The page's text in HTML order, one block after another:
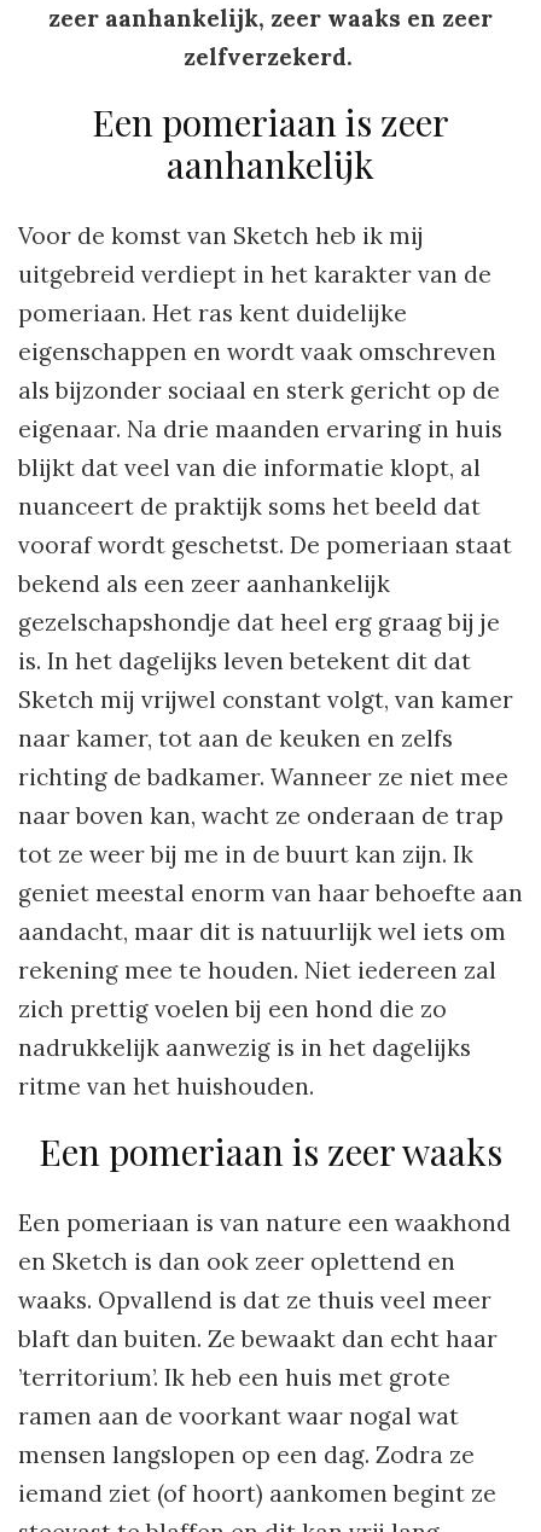
zeer aanhankelijk, zeer waaks en zeer
zelfverzekerd.
Een pomeriaan is zeer
aanhankelijk
Voor de komst van Sketch heb ik mij
uitgebreid verdiept in het karakter van de
pomeriaan. Het ras kent duidelijke
eigenschappen en wordt vaak omschreven
als bijzonder sociaal en sterk gericht op de
eigenaar. Na drie maanden ervaring in huis
blijkt dat veel van die informatie klopt, al
nuanceert de praktijk soms het beeld dat
vooraf wordt geschetst. De pomeriaan staat
bekend als een zeer aanhankelijk
gezelschapshondje dat heel erg graag bij je
is. In het dagelijks leven betekent dit dat
Sketch mij vrijwel constant volgt, van kamer
naar kamer, tot aan de keuken en zelfs
richting de badkamer. Wanneer ze niet mee
naar boven kan, wacht ze onderaan de trap
tot ze weer bij me in de buurt kan zijn. Ik
geniet meestal enorm van haar behoefte aan
aandacht, maar dit is natuurlijk wel iets om
rekening mee te houden. Niet iedereen zal
zich prettig voelen bij een hond die zo
nadrukkelijk aanwezig is in het dagelijks
ritme van het huishouden.
Een pomeriaan is zeer waaks
Een pomeriaan is van nature een waakhond
en Sketch is dan ook zeer oplettend en
waaks. Opvallend is dat ze thuis veel meer
blaft dan buiten. Ze bewaakt dan echt haar
’territorium’. Ik heb een huis met grote
ramen aan de voorkant waar nogal wat
mensen langslopen op een dag. Zodra ze
iemand ziet (of hoort) aankomen begint ze